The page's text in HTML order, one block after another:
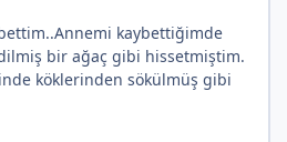
kaybettiğimde
bir ağaç gibi hissetmiştim.
köklerinden sökülmüş gibi